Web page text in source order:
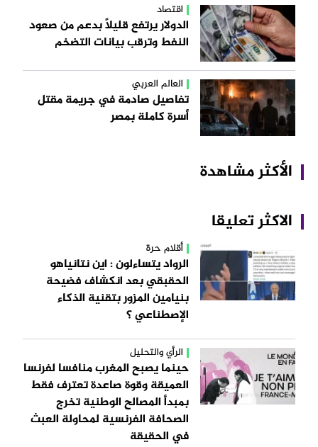
اقتصاد
الدولار يرتفع قليلاً بدعم من صعود
النفط وترقب بيانات التضخم
العالم العربي
تفاصيل صادمة في جريمة مقتل
أسرة كاملة بمصر
الأكثر مشاهدة
الاكثر تعليقا
أقلام حرة
الرواد يتساءلون : اين نتانياهو
الحقبقي بعد انكشاف فضيحة
بنيامين المزور بتقنية الذكاء
الإصطناعي ؟
الرأي والتحليل
حينما يصبح المغرب منافسا لفرنسا
العميقة وقوة صاعدة تعترف فقط
بمبدأ المصالح الوطنية تخرج
الصحافة الفرنسية لمحاولة العبث
في الحقيقة